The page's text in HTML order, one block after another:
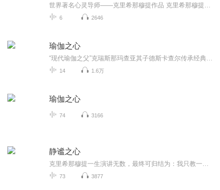
6 2646
瑜伽之心
14 1.6万
瑜伽之心
74 3166
静谧之心
73 3877